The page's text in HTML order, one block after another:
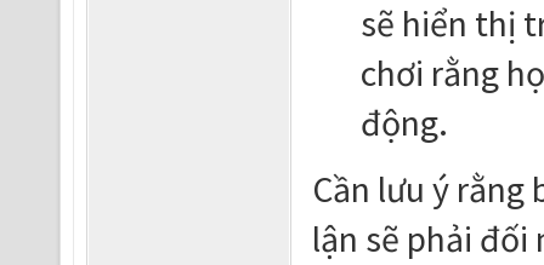
sẽ hiển thị
chơi rằng
động.
Cần lưu ý
lận sẽ phải